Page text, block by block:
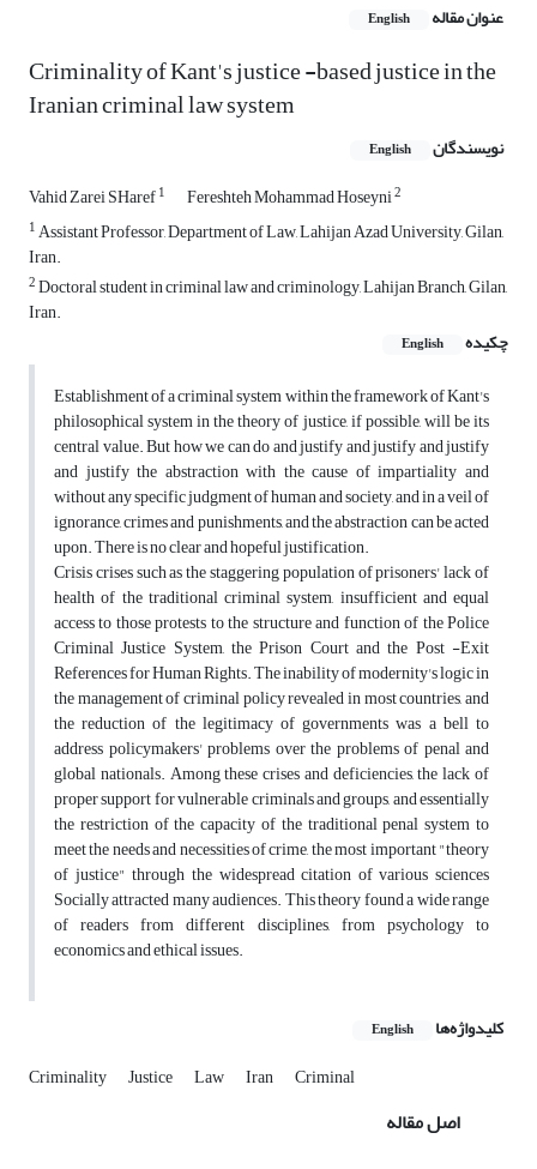
عنوان مقاله English
Criminality of Kant's justice -based justice in the
Iranian criminal law system
نویسندگان English
Vahid Zarei SHaref1 Fereshteh Mohammad Hoseyni2
1Assistant Professor, Department of Law, Lahijan Azad University, Gilan,
Iran.
2Doctoral student in criminal law and criminology, Lahijan Branch, Gilan,
Iran.
چکیده
English
Establishment of a criminal system within the framework of Kant's
philosophical system in the theory of justice, if possible, will be its
central value. But how we can do and justify and justify and justify
and justify the abstraction with the cause of impartiality and
without any specific judgment of human and society, and in a veil of
ignorance, crimes and punishments, and the abstraction can be acted
upon. There is no clear and hopeful justification.
Crisis crises such as the staggering population of prisoners' lack of
health of the traditional criminal system, insufficient and equal
access to those protests to the structure and function of the Police
Criminal Justice System, the Prison Court and the Post -Exit
References for Human Rights. The inability of modernity's logic in
the management of criminal policy revealed in most countries, and
the reduction of the legitimacy of governments was a bell to
address policymakers' problems over the problems of penal and
global nationals. Among these crises and deficiencies, the lack of
proper support for vulnerable criminals and groups, and essentially
the restriction of the capacity of the traditional penal system to
meet the needs and necessities of crime, the most important "theory
of justice" through the widespread citation of various sciences
Socially attracted many audiences. This theory found a wide range
of readers from different disciplines, from psychology to
economics and ethical issues.
کلیدواژه‌ها English
Criminality Justice Law Iran Criminal
اصل مقاله